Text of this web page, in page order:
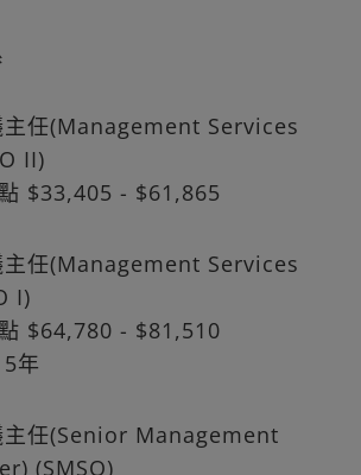
任(Management Services
II)
$33,405 - $61,865
任(Management Services
I)
$64,780 - $81,510
年
任(Senior Management
(SMSO)